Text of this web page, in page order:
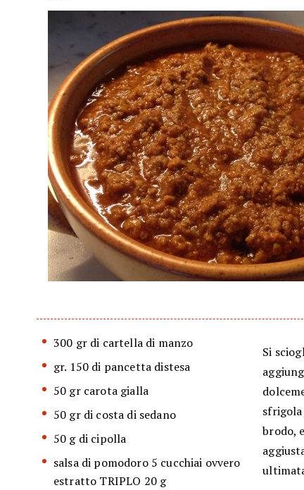
300 gr di cartella di manzo
gr. 150 di pancetta distesa
50 gr carota gialla
50 gr di costa di sedano
50 g di cipolla
salsa di pomodoro 5 cucchiai ovvero
estratto TRIPLO 20 g
Si
brodo,